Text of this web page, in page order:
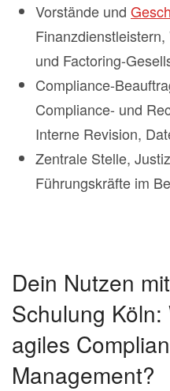
Vorstände und
und Factoring-
Compliance-
Compliance- und
Interne Revision,
Zentrale Stelle,
Führungskräfte im
Dein Nutzen
Schulung
agiles
Management?